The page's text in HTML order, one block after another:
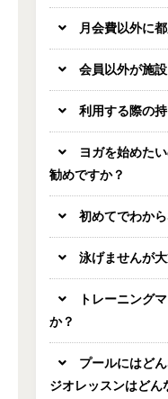
月会費以外に
会員以外が施
利用する際の
ヨガを始めた
勧めですか？
初めてでわか
泳げませんが
トレーニング
か？
プールにはど
ジオレッスンはどん